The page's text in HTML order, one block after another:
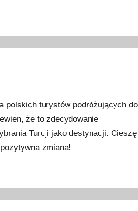
polskich turystów podróżujących do
że to zdecydowanie
Turcji jako destynacji. Cieszę
zmiana!